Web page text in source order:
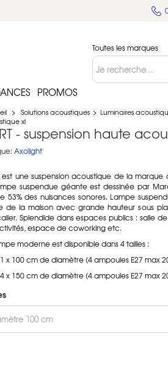
Toutes les marques
PROMOS
> Solutions acoustiques > Luminaires
xl
- suspension haute
Axolight
est une suspension acoustique de la
suspendue géante est dessinée par
53% des nuisances sonores. Lampe
de la maison avec grande hauteur sous
Splendide dans espaces publics : salle
espace de coworking etc.
moderne est disponible dans 4 tailles :
x 100 cm de diamètre (4 ampoules E27 max
x 150 cm de diamètre (4 ampoules E27 max